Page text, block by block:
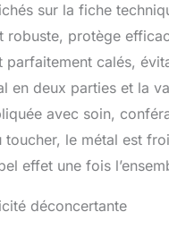
sur la fiche
robuste, protège
parfaitement calés,
en deux parties et la
avec soin,
le métal est
effet une fois
déconcertante